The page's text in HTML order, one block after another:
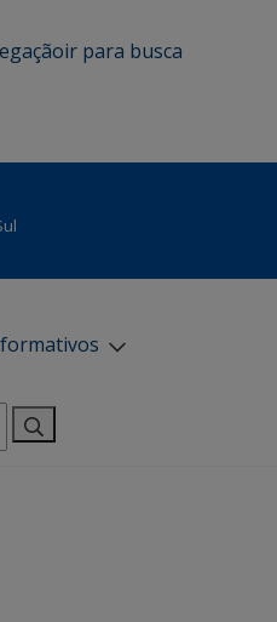
ir para busca